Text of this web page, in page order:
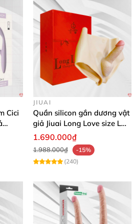
thiết kế 7 chế độ bú mút khác
để massage điểm G
Cici
JIUAI
Quần silicon gắn dương vật
giả Jiuai Long Love size L
cho nữ les
1.690.000₫
1.988.000₫
-15%
(240)